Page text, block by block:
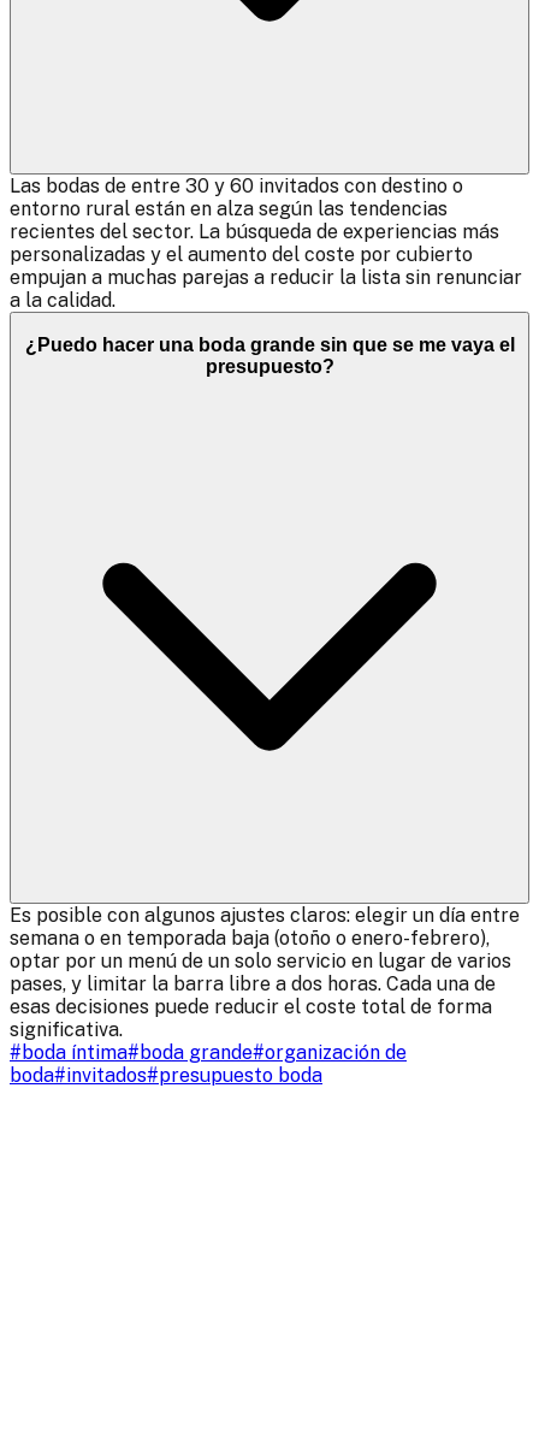
Las bodas de entre 30 y 60 invitados con destino o
entorno rural están en alza según las tendencias
recientes del sector. La búsqueda de experiencias más
personalizadas y el aumento del coste por cubierto
empujan a muchas parejas a reducir la lista sin renunciar
a la calidad.
¿Puedo hacer una boda grande sin que se me vaya el
presupuesto?
Es posible con algunos ajustes claros: elegir un día entre
semana o en temporada baja (otoño o enero-febrero),
optar por un menú de un solo servicio en lugar de varios
pases, y limitar la barra libre a dos horas. Cada una de
esas decisiones puede reducir el coste total de forma
significativa.
#boda íntima#boda grande#organización de
boda#invitados#presupuesto boda